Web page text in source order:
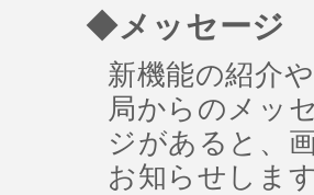
◆メッセージ
新機能の紹介
局からのメッ
ジがあると、
お知らせしま